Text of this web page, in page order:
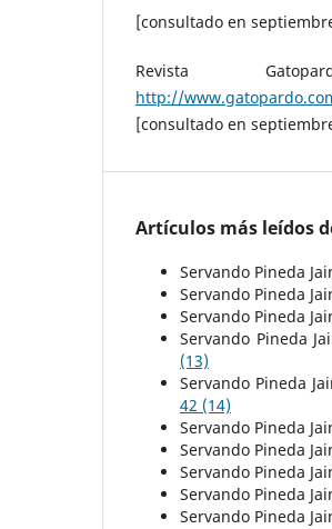
[consultado en
Revista
http://
[consultado en
Artículos más leídos
Servando Pineda
Servando Pineda
Servando Pineda
Servando Pineda
(13)
Servando Pineda
42 (14)
Servando Pineda
Servando Pineda
Servando Pineda
Servando Pineda
Servando Pineda